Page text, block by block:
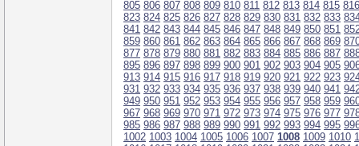
805 806 807 808 809 810 811 812 813 814 815 816
823 824 825 826 827 828 829 830 831 832 833
841 842 843 844 845 846 847 848 849 850 851
859 860 861 862 863 864 865 866 867 868 869
877 878 879 880 881 882 883 884 885 886 887
895 896 897 898 899 900 901 902 903 904 905
913 914 915 916 917 918 919 920 921 922 923
931 932 933 934 935 936 937 938 939 940 941
949 950 951 952 953 954 955 956 957 958 959
967 968 969 970 971 972 973 974 975 976 977
985 986 987 988 989 990 991 992 993 994 995
1002 1003 1004 1005 1006 1007 1008 1009 1010